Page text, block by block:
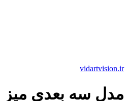
vidartvision.ir
مدل سه بعدی میز